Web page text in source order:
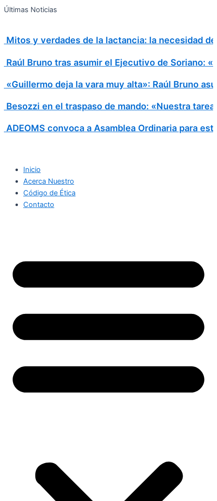
Ir
Últimas Noticias
Mitos y verdades de la lactancia: la necesidad
Raúl Bruno tras asumir el Ejecutivo de Soriano:
«Guillermo deja la vara muy alta»: Raúl Bruno
Besozzi en el traspaso de mando: «Nuestra
ADEOMS convoca a Asamblea Ordinaria para
Inicio
Acerca Nuestro
Código de Ética
Contacto
Search